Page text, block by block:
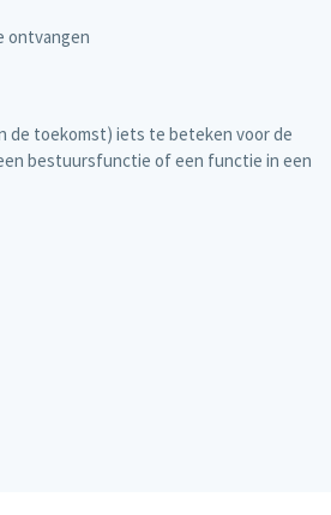
ontvangen
de toekomst) iets te beteken voor de
bestuursfunctie of een functie in een